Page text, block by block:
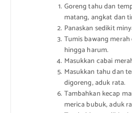
Goreng tahu dan
matang, angkat dan
Panaskan sedikit
Tumis bawang
hingga harum.
Masukkan cabai
Masukkan tahu dan
digoreng, aduk rata.
Tambahkan kecap
merica bubuk, aduk